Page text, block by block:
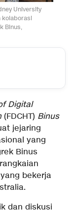
University
kolaborasi
Binus,
Digital
(FDCHT) Binus
jejaring
yang
Binus
bekerja
dan diskusi